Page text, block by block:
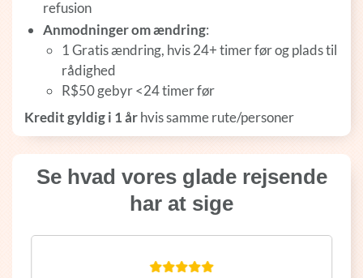
refusion
Anmodninger om ændring:
1 Gratis ændring, hvis 24+ timer før og plads til
rådighed
R$50 gebyr <24 timer før
Kredit gyldig i 1 århvis samme rute/personer
Se hvad vores glade rejsende
har at sige